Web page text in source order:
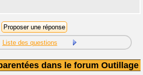
Liste des questions
dans le forum Outillage